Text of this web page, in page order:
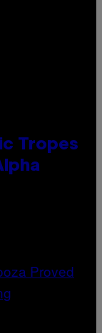
Tropes